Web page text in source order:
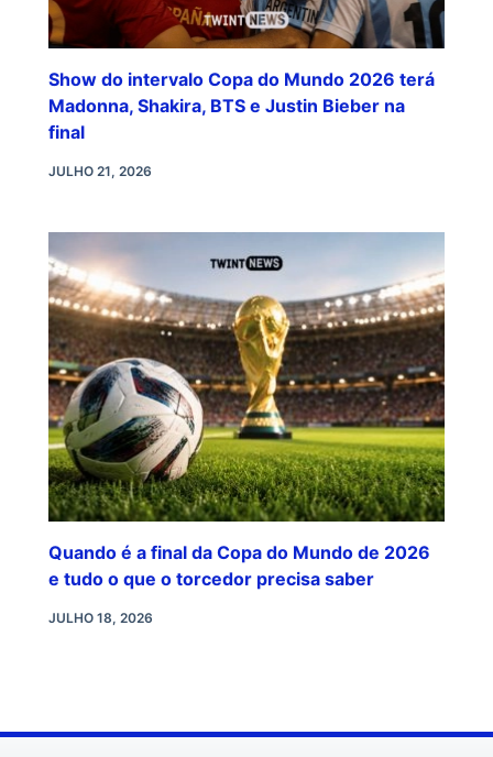
Show do intervalo Copa do Mundo 2026 terá
Madonna, Shakira, BTS e Justin Bieber na
final
JULHO 21, 2026
Quando é a final da Copa do Mundo de 2026
e tudo o que o torcedor precisa saber
JULHO 18, 2026